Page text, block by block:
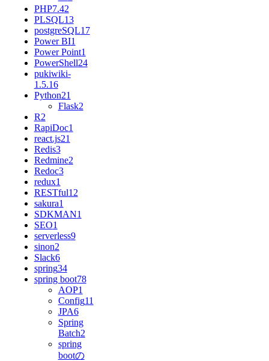
PHP7.42
PLSQL13
postgreSQL17
Power BI1
Power Point1
PowerShell24
pukiwiki-
1.5.16
Python21
Flask2
R2
RapiDoc1
react.js21
Redis3
Redmine2
Redoc3
redux1
RESTful12
sakura1
SDKMAN1
SEO1
serverless9
sinon2
Slack6
spring34
spring boot78
AOP1
Config11
JPA6
Spring
Batch2
spring
bootの